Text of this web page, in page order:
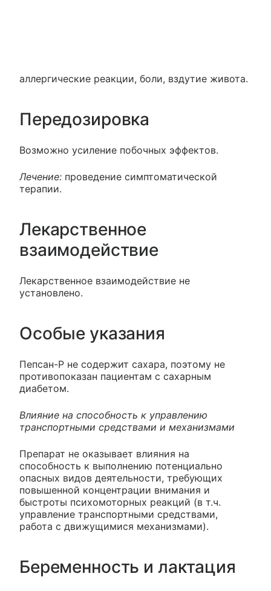
аллергические реакции, боли, вздутие живота.
Передозировка
Возможно усиление побочных эффектов.
Лечение: проведение симптоматической
терапии.
Лекарственное
взаимодействие
Лекарственное взаимодействие не
установлено.
Особые указания
Пепсан-Р не содержит сахара, поэтому не
противопоказан пациентам с сахарным
диабетом.
Влияние на способность к управлению
транспортными средствами и механизмами
Препарат не оказывает влияния на
способность к выполнению потенциально
опасных видов деятельности, требующих
повышенной концентрации внимания и
быстроты психомоторных реакций (в т.ч.
управление транспортными средствами,
работа с движущимися механизмами).
Беременность и лактация